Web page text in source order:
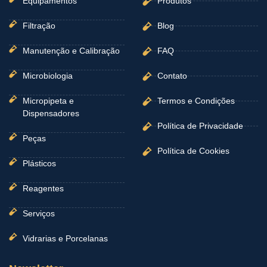
Filtração
Manutenção e Calibração
Microbiologia
Micropipeta e
Dispensadores
Peças
Plásticos
Reagentes
Serviços
Vidrarias e Porcelanas
Blog
FAQ
Contato
Termos e Condições
Política de Privacidade
Política de Cookies